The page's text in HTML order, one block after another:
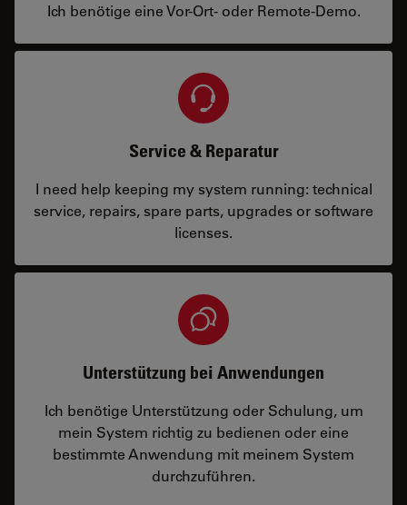
Ich benötige eine Vor-Ort- oder Remote-Demo.
Service & Reparatur
I need help keeping my system running: technical
service, repairs, spare parts, upgrades or software
licenses.
Unterstützung bei Anwendungen
Ich benötige Unterstützung oder Schulung, um
mein System richtig zu bedienen oder eine
bestimmte Anwendung mit meinem System
durchzuführen.